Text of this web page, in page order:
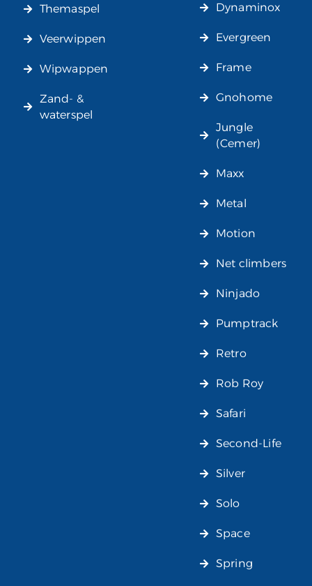
Themaspel
Veerwippen
Wipwappen
Zand- &
waterspel
Dynaminox
Evergreen
Frame
Gnohome
Jungle
(Cemer)
Maxx
Metal
Motion
Net climbers
Ninjado
Pumptrack
Retro
Rob Roy
Safari
Second-Life
Silver
Solo
Space
Spring